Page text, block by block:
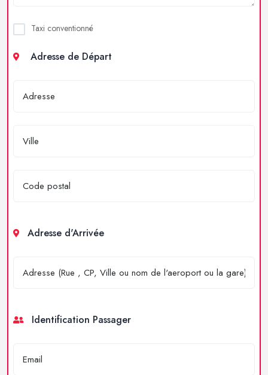
Taxi conventionné
Adresse de Départ
Adresse d'Arrivée
Identification Passager